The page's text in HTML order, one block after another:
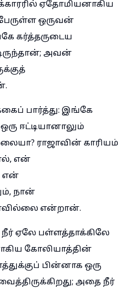
ஏதோமியனாகிய
ஒருவன்
கர்த்தருடைய
அவன்
பார்த்து: இங்கே
ஈட்டியானாலும்
ராஜாவின் காரியம்
என்
என்
நான்
என்றான்.
ஏலே பள்ளத்தாக்கிலே
கோலியாத்தின்
பின்னாக ஒரு
வைத்திருக்கிறது; அதை நீர்